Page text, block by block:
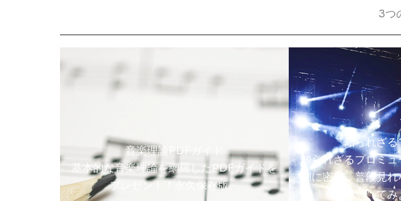
3つ
音楽理論PDFガイド
基本的な音楽理論を網羅したPDFガイドを
プレゼント！永久保存版。
知られざ
知られざるプロミ
側に密着。普段見
てみ